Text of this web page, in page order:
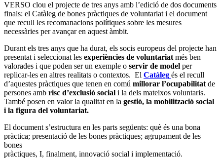
VERSO clou el projecte de tres anys amb l’edició de dos documents
finals: el Catàleg de bones pràctiques de voluntariat i el document
que recull les recomanacions polítiques sobre les mesures
necessàries per avançar en aquest àmbit.
Durant els tres anys que ha durat, els socis europeus del projecte han
presentat i seleccionat les experiències de voluntariatmés ben
valorades i que poden ser un exemple o servir de model per
replicar-les en altres realitats o contextos. El Catàleg és el recull
d’aquestes pràctiques que tenen en comú millorar l’ocupabilitatde
persones amb risc d’exclusió social i la dels mateixos voluntaris.
També posen en valor la qualitat en la gestió, la mobilització social
i la figura del voluntariat.
El document s’estructura en les parts següents: què és una bona
pràctica; presentació de les bones pràctiques; agrupament de les
bones
pràctiques, I, finalment, innovació social i implementació.